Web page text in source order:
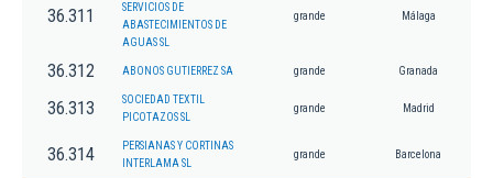
36.311
SERVICIOS DE
ABASTECIMIENTOS DE
AGUAS SL
grande Málaga
36.312 ABONOS GUTIERREZ SA grande Granada
36.313
SOCIEDAD TEXTIL
PICOTAZOS SL
grande Madrid
36.314
PERSIANAS Y CORTINAS
INTERLAMA SL
grande Barcelona